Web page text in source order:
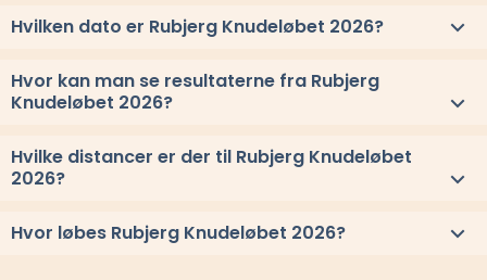
Hvilken dato er Rubjerg Knudeløbet 2026?
Rubjerg Knudeløbet 2026 løbes søndag 16. august 2026.
Hvor kan man se resultaterne fra Rubjerg
Knudeløbet 2026?
Se link til resultaterne eller se alle vindere herover
Hvilke distancer er der til Rubjerg Knudeløbet
2026?
Til Rubjerg Knudeløbet 2026 løbes distancerne 21,1 km, 15 km,
10 km, og 5 km
Hvor løbes Rubjerg Knudeløbet 2026?